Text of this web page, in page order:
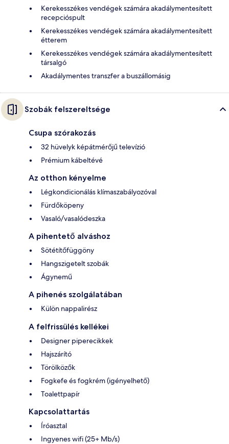
Kerekesszékes vendégek számára akadálymentesített
recepcióspult
Kerekesszékes vendégek számára akadálymentesített
étterem
Kerekesszékes vendégek számára akadálymentesített
társalgó
Akadálymentes transzfer a buszállomásig
Szobák felszereltsége
Csupa szórakozás
32 hüvelyk képátmérőjű televízió
Prémium kábeltévé
Az otthon kényelme
Légkondicionálás klímaszabályozóval
Fürdőköpeny
Vasaló/vasalódeszka
A pihentető alváshoz
Sötétítőfüggöny
Hangszigetelt szobák
Ágynemű
A pihenés szolgálatában
Külön nappalirész
A felfrissülés kellékei
Designer piperecikkek
Hajszárító
Törölközők
Fogkefe és fogkrém (igényelhető)
Toalettpapír
Kapcsolattartás
Íróasztal
Ingyenes wifi (25+ Mb/s)